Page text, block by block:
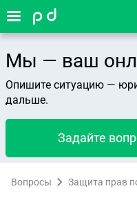
Мы — ваш
Опишите ситуацию —
дальше.
Задайте
Вопросы Защита прав